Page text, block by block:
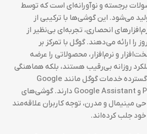
برجسته و نوآورانه‌ای است که توسط
می‌شود. این گوشی‌ها با ترکیبی از
انحصاری، تجربه‌ای بی‌نظیر از
را ارائه می‌دهند. گوگل با تمرکز بر
و نرم‌افزار، محصولاتی را عرضه
روزانه بی‌رقیب هستند، بلکه هماهنگی
بی‌نظیری با اکوسیستم گسترده خدمات گوگل مانند Google
Photos، Google Drive و Google Assistant دارند. گوشی‌های
مینیمال و مدرن، توجه کاربران علاقه‌مند
خود جلب کرده‌اند.